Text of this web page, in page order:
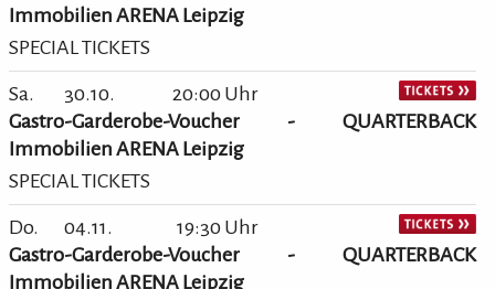
Immobilien ARENA Leipzig
SPECIAL TICKETS
Sa. 30.10.
20:00 Uhr
Gastro-Garderobe-Voucher - QUARTERBACK
Immobilien ARENA Leipzig
SPECIAL TICKETS
Do. 04.11.
19:30 Uhr
Gastro-Garderobe-Voucher - QUARTERBACK
Immobilien ARENA Leipzig